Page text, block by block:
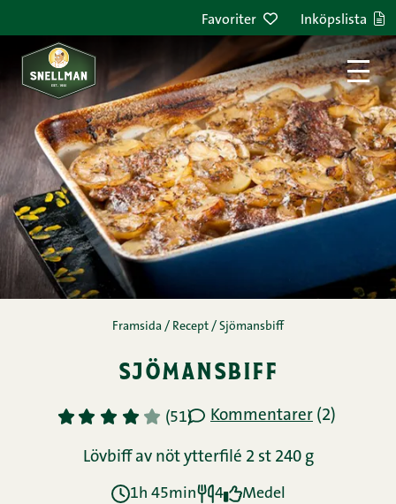
Favoriter Inköpslista
Framsida / Recept / Sjömansbiff
sjömansbiff
1 2 3 4 5 (51) Kommentarer (2)
Lövbiff av nöt ytterfilé 2 st 240 g
1h 45min 4 Medel